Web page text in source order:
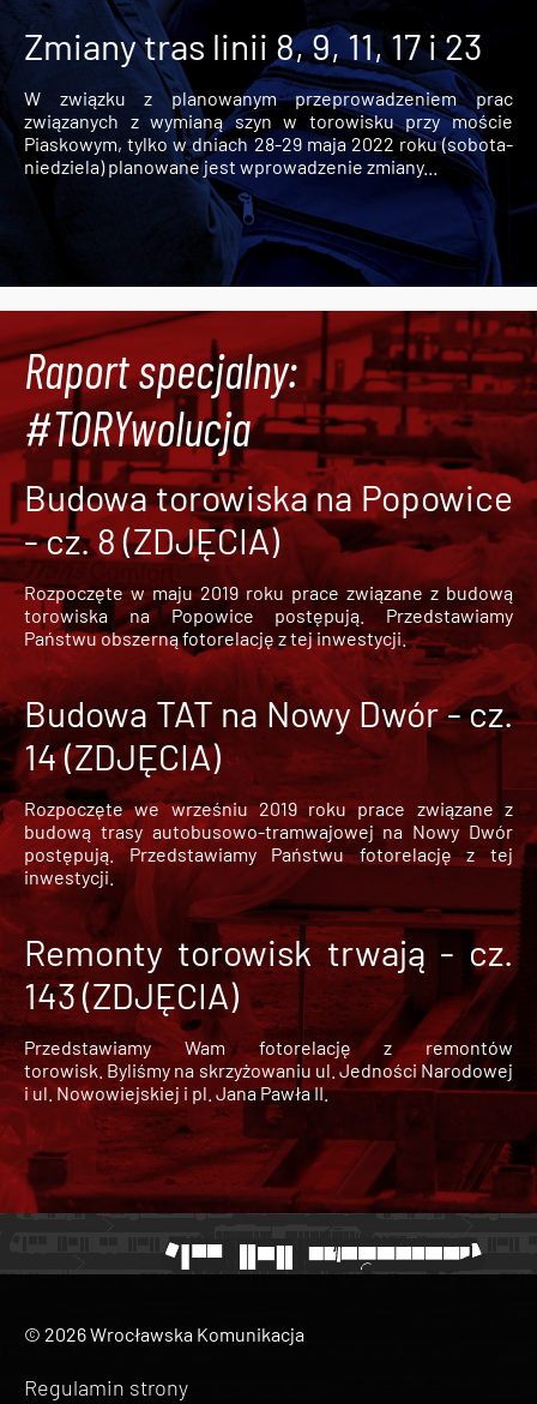
Zmiany tras linii 8, 9, 11, 17 i 23
W związku z planowanym przeprowadzeniem prac
związanych z wymianą szyn w torowisku przy moście
Piaskowym, tylko w dniach 28-29 maja 2022 roku (sobota-
niedziela) planowane jest wprowadzenie zmiany...
Raport specjalny:
#TORYwolucja
Budowa torowiska na Popowice
- cz. 8 (ZDJĘCIA)
Rozpoczęte w maju 2019 roku prace związane z budową
torowiska na Popowice
postępują. Przedstawiamy
Państwu obszerną fotorelację z tej inwestycji.
Budowa TAT na Nowy Dwór - cz.
14 (ZDJĘCIA)
Rozpoczęte we wrześniu 2019 roku prace związane z
budową trasy autobusowo-tramwajowej na Nowy Dwór
postępują. Przedstawiamy Państwu fotorelację z tej
inwestycji.
Remonty torowisk trwają - cz.
143 (ZDJĘCIA)
Przedstawiamy Wam fotorelację z remontów
torowisk. Byliśmy na skrzyżowaniu ul. Jedności Narodowej
i ul. Nowowiejskiej i pl. Jana Pawła II.
© 2026 Wrocławska Komunikacja
Regulamin strony